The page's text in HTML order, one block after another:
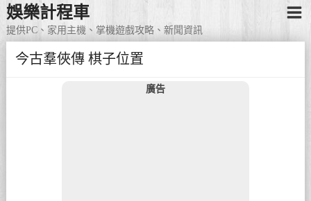
娛樂計程車
提供PC、家用主機、掌機遊戲攻略、新聞資訊
今古羣俠傳 棋子位置
廣告